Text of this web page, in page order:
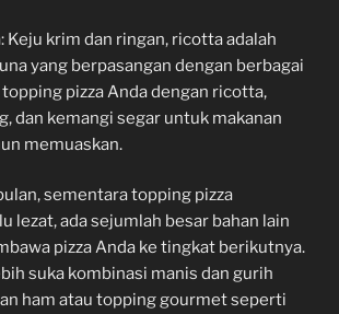
Keju krim dan ringan, ricotta adalah
yang berpasangan dengan berbagai
topping pizza Anda dengan ricotta,
dan kemangi segar untuk makanan
memuaskan.
sementara topping pizza
lezat, ada sejumlah besar bahan lain
pizza Anda ke tingkat berikutnya.
suka kombinasi manis dan gurih
ham atau topping gourmet seperti